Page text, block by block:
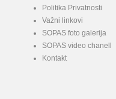
Politika Privatnosti
Važni linkovi
SOPAS foto galerija
SOPAS video chanell
Kontakt